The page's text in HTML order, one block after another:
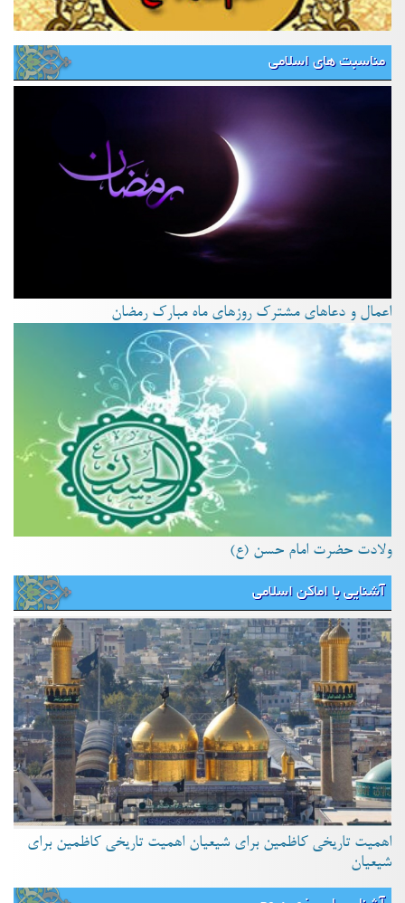
مناسبت های اسلامی
اعمال و دعاهای مشترک روزهای ماه مبارک رمضان
ولادت حضرت امام حسن (ع)
آشنایی با اماکن اسلامی
اهمیت تاریخی کاظمین برای شیعیان اهمیت تاریخی کاظمین برای
شیعیان